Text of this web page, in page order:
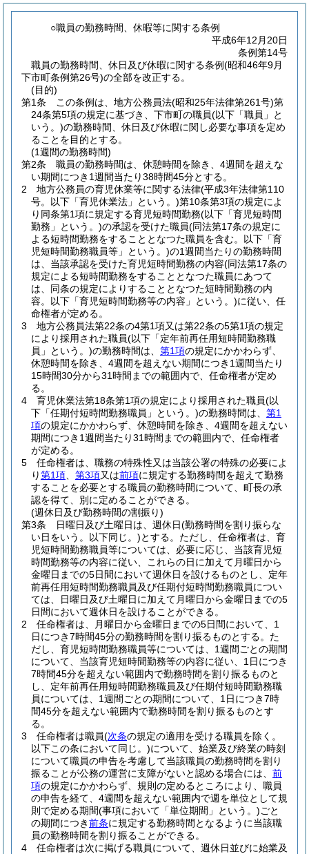
○職員の勤務時間、休暇等に関する条例
平成6年12月20日
条例第14号
職員の勤務時間、休日及び休暇に関する条例(昭和46年9月
下市町条例第26号)の全部を改正する。
(目的)
第1条
この条例は、地方公務員法(昭和25年法律第261号)第
24条第5項の規定に基づき、下市町の職員(以下「職員」と
いう。)の勤務時間、休日及び休暇に関し必要な事項を定め
ることを目的とする。
(1週間の勤務時間)
第2条
職員の勤務時間は、休憩時間を除き、4週間を超えな
い期間につき1週間当たり38時間45分とする。
2
地方公務員の育児休業等に関する法律(平成3年法律第110
号。以下「育児休業法」という。)第10条第3項の規定によ
り同条第1項に規定する育児短時間勤務(以下「育児短時間
勤務」という。)の承認を受けた職員(同法第17条の規定に
よる短時間勤務をすることとなつた職員を含む。以下「育
児短時間勤務職員等」という。)の1週間当たりの勤務時間
は、当該承認を受けた育児短時間勤務の内容(同法第17条の
規定による短時間勤務をすることとなつた職員にあつて
は、同条の規定によりすることとなつた短時間勤務の内
容。以下「育児短時間勤務等の内容」という。)に従い、任
命権者が定める。
3
地方公務員法第22条の4第1項又は第22条の5第1項の規定
により採用された職員(以下「定年前再任用短時間勤務職
員」という。)の勤務時間は、 第1項の規定にかかわらず、
休憩時間を除き、4週間を超えない期間につき1週間当たり
15時間30分から31時間までの範囲内で、任命権者が定め
る。
4
育児休業法第18条第1項の規定により採用された職員(以
下「任期付短時間勤務職員」という。)の勤務時間は、 第1
項の規定にかかわらず、休憩時間を除き、4週間を超えない
期間につき1週間当たり31時間までの範囲内で、任命権者
が定める。
5
任命権者は、職務の特殊性又は当該公署の特殊の必要によ
り第1項 第3項又は前項に規定する勤務時間を超えて勤務
することを必要とする職員の勤務時間について、町長の承
認を得て、別に定めることができる。
(週休日及び勤務時間の割振り)
第3条
日曜日及び土曜日は、週休日(勤務時間を割り振らな
い日をいう。以下同じ。)とする。 ただし、任命権者は、育
児短時間勤務職員等については、必要に応じ、当該育児短
時間勤務等の内容に従い、これらの日に加えて月曜日から
金曜日までの5日間において週休日を設けるものとし、定年
前再任用短時間勤務職員及び任期付短時間勤務職員につい
ては、日曜日及び土曜日に加えて月曜日から金曜日までの5
日間において週休日を設けることができる。
2
任命権者は、月曜日から金曜日までの5日間において、1
日につき7時間45分の勤務時間を割り振るものとする。 た
だし、育児短時間勤務職員等については、1週間ごとの期間
について、当該育児短時間勤務等の内容に従い、1日につき
7時間45分を超えない範囲内で勤務時間を割り振るものと
し、定年前再任用短時間勤務職員及び任期付短時間勤務職
員については、1週間ごとの期間について、1日につき7時
間45分を超えない範囲内で勤務時間を割り振るものとす
る。
3
任命権者は職員(次条の規定の適用を受ける職員を除く。
以下この条において同じ。)について、始業及び終業の時刻
について職員の申告を考慮して当該職員の勤務時間を割り
振ることが公務の運営に支障がないと認める場合には、 前
項の規定にかかわらず、規則の定めるところにより、職員
の申告を経て、4週間を超えない範囲内で週を単位として規
則で定める期間(事項において「単位期間」という。)ごと
の期間につき前条に規定する勤務時間となるように当該職
員の勤務時間を割り振ることができる。
4
任命権者は次に掲げる職員について、週休日並びに始業及